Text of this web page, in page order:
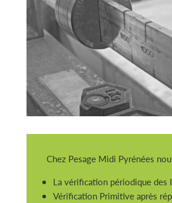
Chez Pesage Midi Pyrénées
La vérification périodique des
Vérification Primitive après